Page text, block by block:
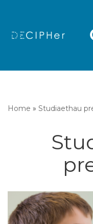
Home » Studiaethau